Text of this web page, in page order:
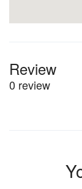
Review
0 review